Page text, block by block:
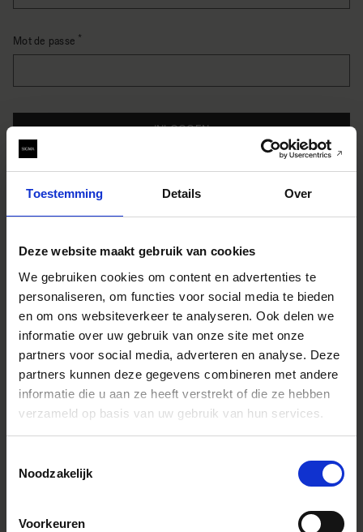
Toestemming Details Over
Deze website maakt gebruik van cookies
We gebruiken cookies om content en advertenties te
personaliseren, om functies voor social media te bieden
en om ons websiteverkeer te analyseren. Ook delen we
informatie over uw gebruik van onze site met onze
partners voor social media, adverteren en analyse. Deze
partners kunnen deze gegevens combineren met andere
informatie die u aan ze heeft verstrekt of die ze hebben
verzameld op basis van uw gebruik van hun services.
Noodzakelijk
Voorkeuren
Mot de passe
INLOGGEN
Créer un compte a de nombreux avantages : commander
plus rapidement, enregistrer plusieurs adresses, suivre vos
commandes et plus encore.
CRÉER UN COMPTE
Nouveau compte société
bedrijfsaccount aan om subaccounts te beheren en andere
B2B-functionaliteiten te gebruiken.